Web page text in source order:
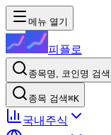
메뉴 열기
피플로
종목명, 코인명 검
종목 검색⌘K
국내주식